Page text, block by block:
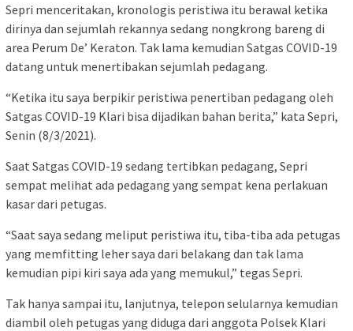
Sepri menceritakan, kronologis peristiwa itu berawal ketika
dirinya dan sejumlah rekannya sedang nongkrong bareng di
area Perum De’ Keraton. Tak lama kemudian Satgas COVID-19
datang untuk menertibakan sejumlah pedagang.
“Ketika itu saya berpikir peristiwa penertiban pedagang oleh
Satgas COVID-19 Klari bisa dijadikan bahan berita,” kata Sepri,
Senin (8/3/2021).
Saat Satgas COVID-19 sedang tertibkan pedagang, Sepri
sempat melihat ada pedagang yang sempat kena perlakuan
kasar dari petugas.
“Saat saya sedang meliput peristiwa itu, tiba-tiba ada petugas
yang memfitting leher saya dari belakang dan tak lama
kemudian pipi kiri saya ada yang memukul,” tegas Sepri.
Tak hanya sampai itu, lanjutnya, telepon selularnya kemudian
diambil oleh petugas yang diduga dari anggota Polsek Klari